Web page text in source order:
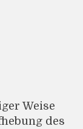
Weise
des